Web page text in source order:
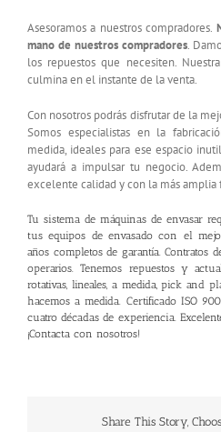
Asesoramos a nuestros compradores.
mano de nuestros compradores.
los repuestos que necesiten.
culmina en el instante de la venta.
Con nosotros podrás disfrutar de la
Somos especialistas en la
medida, ideales para ese espacio
ayudará a impulsar tu negocio.
excelente calidad y con la más amplia
Tu sistema de máquinas de envasar
tusequipos de envasadocon el
años completos de garantía. Contratos
operarios. Tenemos repuestos y
rotativas, lineales, a medida, pick and
hacemos a medida. Certificado ISO
cuatro décadas de experiencia.
¡Contacta con nosotros!
Share This Story,